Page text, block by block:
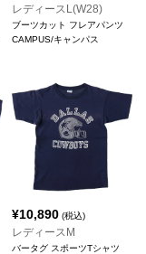
レディースL(W28)
ブーツカット フレアパンツ
CAMPUS/キャンパス
¥10,890 (税込)
レディースM
バータグ スポーツTシャツ